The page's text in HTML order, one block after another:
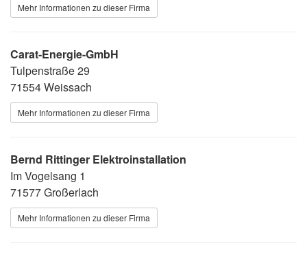
Mehr Informationen zu dieser Firma
Carat-Energie-GmbH
Tulpenstraße 29
71554 Weissach
Mehr Informationen zu dieser Firma
Bernd Rittinger Elektroinstallation
Im Vogelsang 1
71577 Großerlach
Mehr Informationen zu dieser Firma